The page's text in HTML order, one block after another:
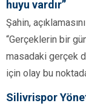
huyu vardır”
Şahin,
“Gerçeklerin bir
masadaki gerçek
için olay bu
Silivrispor